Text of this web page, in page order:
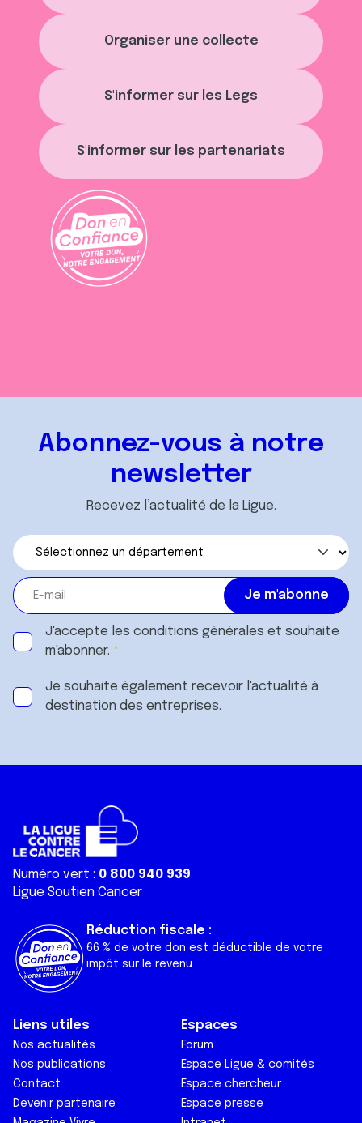
Organiser une collecte
S'informer sur les Legs
S'informer sur les partenariats
Abonnez-vous à notre
newsletter
Recevez l’actualité de la Ligue.
J'accepte les conditions générales et souhaite
m'abonner.
Je souhaite également recevoir l'actualité à
destination des entreprises.
Numéro vert : 0 800 940 939
Ligue Soutien Cancer
Réduction fiscale :
66 % de votre don est déductible de votre
impôt sur le revenu
Liens utiles
Nos actualités
Nos publications
Contact
Devenir partenaire
Espaces
Forum
Espace Ligue & comités
Espace chercheur
Espace presse